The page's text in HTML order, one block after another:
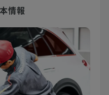
情報